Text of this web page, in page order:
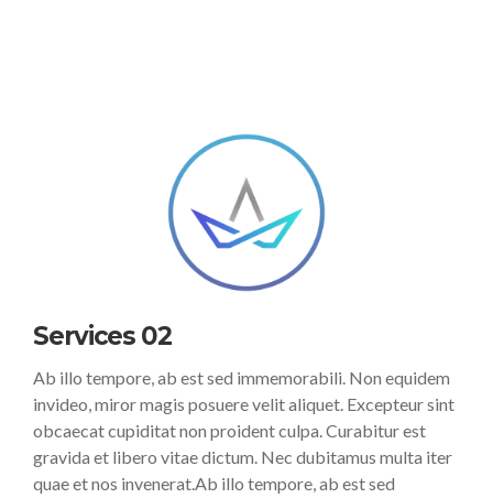
Services 02
Ab illo tempore, ab est sed immemorabili. Non equidem
invideo, miror magis posuere velit aliquet. Excepteur sint
obcaecat cupiditat non proident culpa. Curabitur est
gravida et libero vitae dictum. Nec dubitamus multa iter
quae et nos invenerat.Ab illo tempore, ab est sed